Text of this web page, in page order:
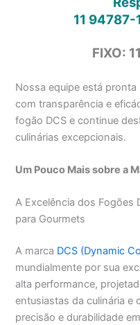
11 94787-
FIXO:
Nossa equipe está
com transparência e
fogão DCS e continue
culinárias excepcionais.
Um Pouco Mais sobre a
A Excelência dos Fogões
para Gourmets
A marca DCS (Dynamic
mundialmente por sua
alta performance,
entusiastas da culinária e
precisão e durabilidade